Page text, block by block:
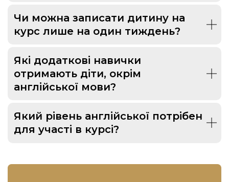
Чи можна записати дитину на
курс лише на один тиждень?
Які додаткові навички
отримають діти, окрім
англійської мови?
Який рівень англійської потрібен
для участі в курсі?